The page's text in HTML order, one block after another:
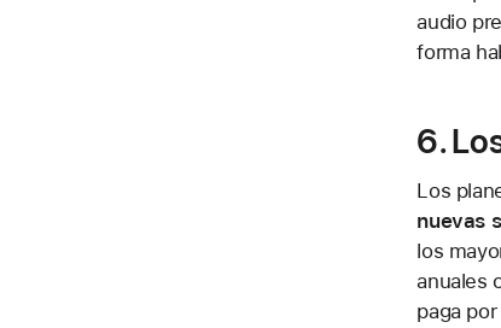
audio
forma
6.
Los
nuevas
los
anuales
paga